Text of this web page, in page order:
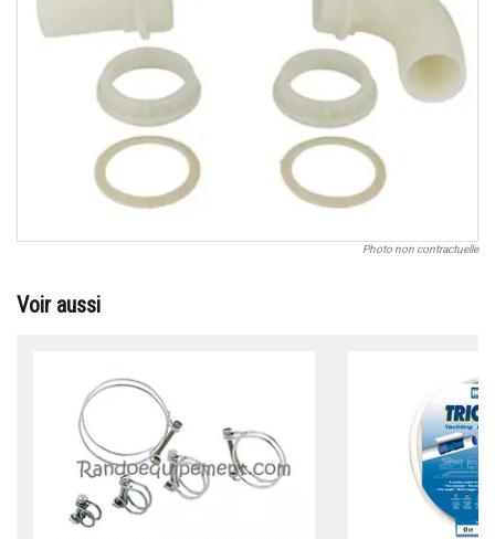
Photo non contractuelle
Voir aussi